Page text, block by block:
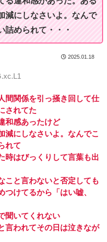
減にしなさいよ。なんで
詰められて・・・
2025.01.18
間関係を引っ掻き回して仕
されてた
和感あったけど
減にしなさいよ。なんでこ
れて
時はびっくりして言葉も出
こと言わないと否定しても
けてるから「はい嘘、
聞いてくれない
言われてその日は泣きなが